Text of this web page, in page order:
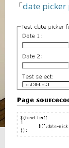
「date